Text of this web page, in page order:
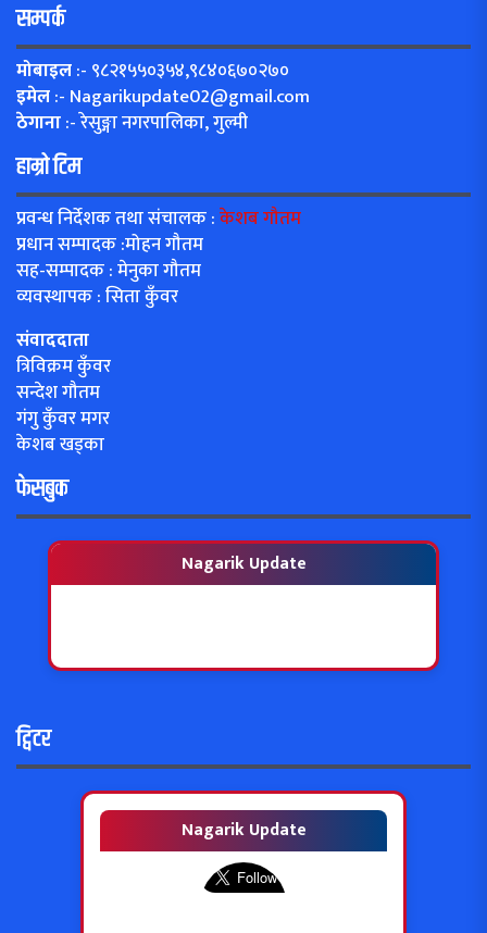
सम्पर्क
मोबाइल:- ९८२१५५०३५४,९८४०६७०२७०
इमेल:- Nagarikupdate02@gmail.com
ठेगाना:- रेसुङ्गा नगरपालिका, गुल्मी
हाम्रो टिम
प्रवन्ध निर्देशक तथा संचालक :केशब गौतम
प्रधान सम्पादक :मोहन गौतम
सह-सम्पादक : मेनुका गौतम
व्यवस्थापक : सिता कुँवर
संवाददाता
त्रिविक्रम कुँवर
सन्देश गौतम
गंगु कुँवर मगर
केशब खड्का
फेसबुक
Nagarik Update
ट्विटर
Nagarik Update